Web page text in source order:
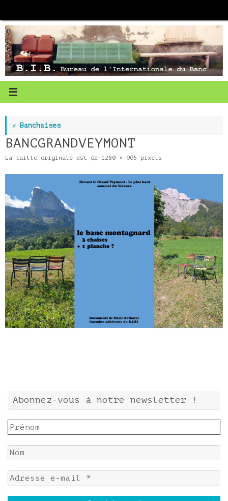
contenu
«Banchaises
BANCGRANDVEYMONT
La taille originale est de 1280 × 905 pixels
Abonnez-vous à notre newsletter !